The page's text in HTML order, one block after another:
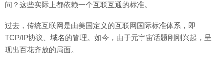
问？这些实际上都依赖一个互联互通的标准。
过去，传统互联网是由美国定义的互联网国际标准体系，即
TCP/IP协议、域名的管理。如今，由于元宇宙话题刚刚兴起，呈
现出百花齐放的局面。